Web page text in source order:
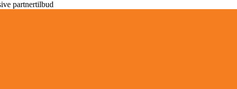
partnertilbud